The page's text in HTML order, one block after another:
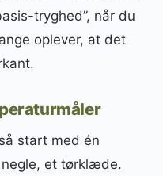
tryghed”, når du
oplever, at det
start med én
et tørklæde.